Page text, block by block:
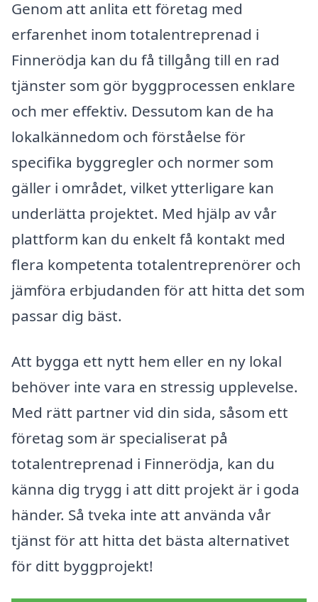
Genom att anlita ett företag med
erfarenhet inom totalentreprenad i
Finnerödja kan du få tillgång till en rad
tjänster som gör byggprocessen enklare
och mer effektiv. Dessutom kan de ha
lokalkännedom och förståelse för
specifika byggregler och normer som
gäller i området, vilket ytterligare kan
underlätta projektet. Med hjälp av vår
plattform kan du enkelt få kontakt med
flera kompetenta totalentreprenörer och
jämföra erbjudanden för att hitta det som
passar dig bäst.
Att bygga ett nytt hem eller en ny lokal
behöver inte vara en stressig upplevelse.
Med rätt partner vid din sida, såsom ett
företag som är specialiserat på
totalentreprenad i Finnerödja, kan du
känna dig trygg i att ditt projekt är i goda
händer. Så tveka inte att använda vår
tjänst för att hitta det bästa alternativet
för ditt byggprojekt!